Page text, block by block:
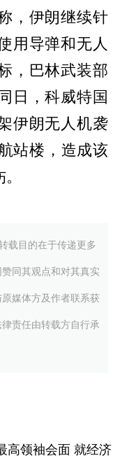
，伊朗继续针
用导弹和无人
，巴林武装部
日，科威特国
伊朗无人机袭
站楼，造成该
载目的在于传递更多
同其观点和对其真实
媒体方及作者联系获
责任由转载方自行承
高领袖会面 就经济